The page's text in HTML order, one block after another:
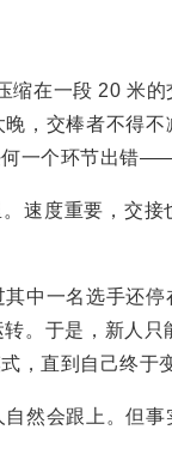
在一段 20 米
，交棒者不得
一个环节出错——
速度重要，交接
中一名选手还
。于是，新人只
，直到自己终于
然会跟上。但